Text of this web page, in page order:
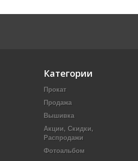
Категории
Прокат
Продажа
Вышивка
Акции, Скидки,
Распродажи
Фотоальбом